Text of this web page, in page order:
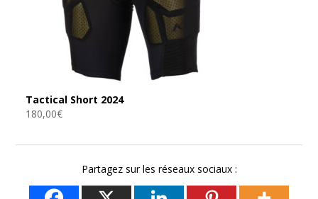
Tactical Short 2024
180,00€
Partagez sur les réseaux sociaux :